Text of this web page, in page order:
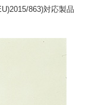
863)対応製品